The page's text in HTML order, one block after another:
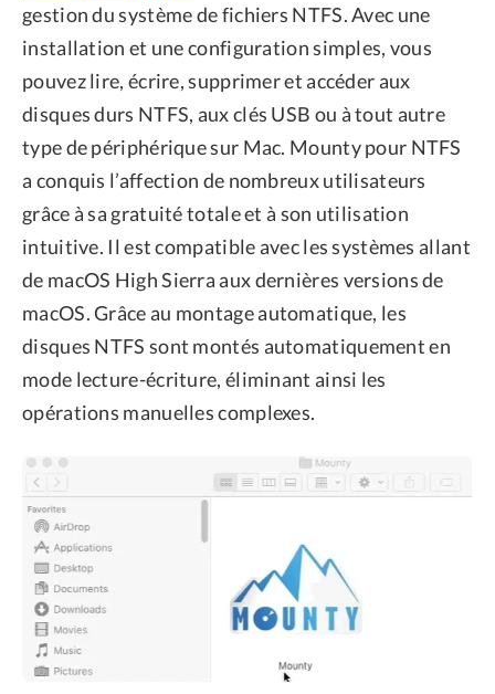
gestion du système de fichiers NTFS. Avec une
installation et une configuration simples, vous
pouvez lire, écrire, supprimer et accéder aux
disques durs NTFS, aux clés USB ou à tout autre
type de périphérique sur Mac. Mounty pour NTFS
a conquis l’affection de nombreux utilisateurs
grâce à sa gratuité totale et à son utilisation
intuitive. Il est compatible avec les systèmes allant
de macOS High Sierra aux dernières versions de
macOS. Grâce au montage automatique, les
disques NTFS sont montés automatiquement en
mode lecture-écriture, éliminant ainsi les
opérations manuelles complexes.